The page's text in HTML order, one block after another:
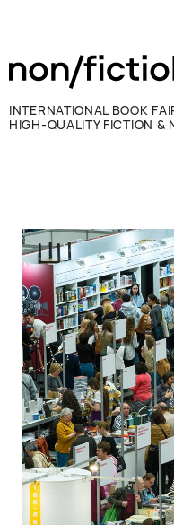
INTERNATIONAL BOOK
HIGH-QUALITY FICTION &
访客须知
新闻媒体
联系方式
ВКОНТАКТЕ
RUSSIAN ENGLISH